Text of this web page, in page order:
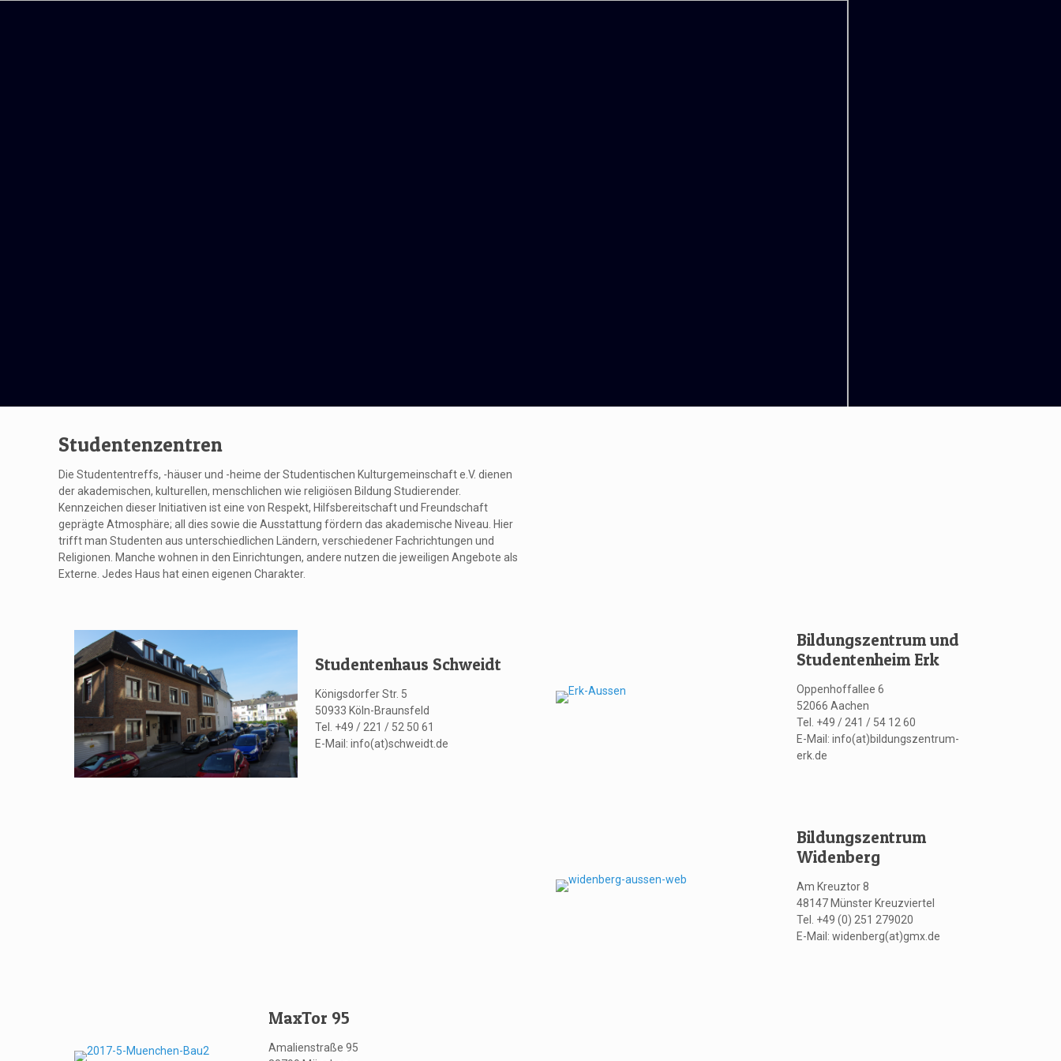
Studentenzentren
Die Studententreffs, -häuser und -heime der Studentischen Kulturgemeinschaft e.V. dienen
der akademischen, kulturellen, menschlichen wie religiösen Bildung Studierender.
Kennzeichen dieser Initiativen ist eine von Respekt, Hilfsbereitschaft und Freundschaft
geprägte Atmosphäre; all dies sowie die Ausstattung fördern das akademische Niveau. Hier
trifft man Studenten aus unterschiedlichen Ländern, verschiedener Fachrichtungen und
Religionen. Manche wohnen in den Einrichtungen, andere nutzen die jeweiligen Angebote als
Externe. Jedes Haus hat einen eigenen Charakter.
Studentenhaus Schweidt
Königsdorfer Str. 5
50933 Köln-Braunsfeld
Tel. +49 / 221 / 52 50 61
E-Mail: info(at)schweidt.de
Bildungszentrum und
Studentenheim Erk
Oppenhoffallee 6
52066 Aachen
Tel. +49 / 241 / 54 12 60
E-Mail: info(at)bildungszentrum-
erk.de
Bildungszentrum
Widenberg
Am Kreuztor 8
48147 Münster Kreuzviertel
Tel. +49 (0) 251 279020
E-Mail: widenberg(at)gmx.de
MaxTor 95
Amalienstraße 95